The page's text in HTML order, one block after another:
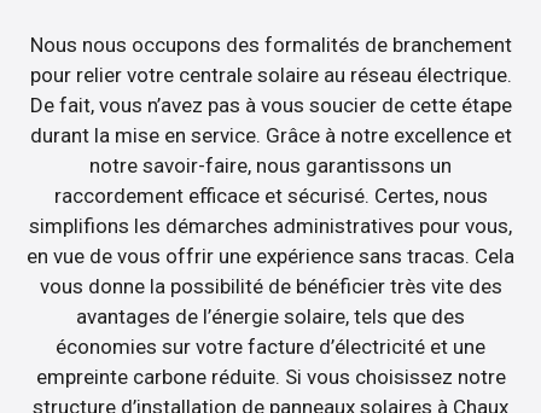
Nous nous occupons des formalités de branchement
pour relier votre centrale solaire au réseau électrique.
De fait, vous n’avez pas à vous soucier de cette étape
durant la mise en service. Grâce à notre excellence et
notre savoir-faire, nous garantissons un
raccordement efficace et sécurisé. Certes, nous
simplifions les démarches administratives pour vous,
en vue de vous offrir une expérience sans tracas. Cela
vous donne la possibilité de bénéficier très vite des
avantages de l’énergie solaire, tels que des
économies sur votre facture d’électricité et une
empreinte carbone réduite. Si vous choisissez notre
structure d’installation de panneaux solaires à Chaux